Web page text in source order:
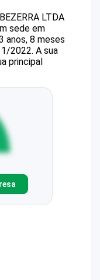
LTDA
sede em
anos, 8 meses
2022. A sua
principal